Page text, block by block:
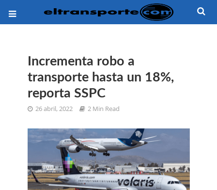
Incrementa robo a
transporte hasta un 18%,
reporta SSPC
26 abril, 2022 2 Min Read